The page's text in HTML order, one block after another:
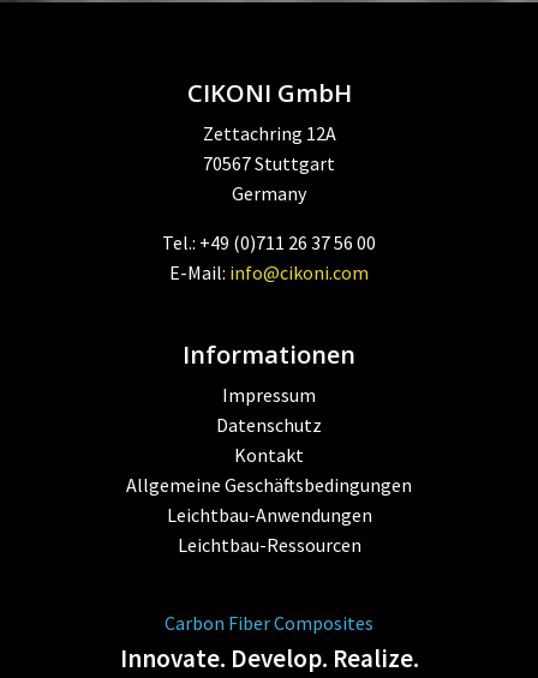
CIKONI GmbH
Zettachring 12A
70567 Stuttgart
Germany
Tel.: +49 (0)711 26 37 56 00
E-Mail: info@cikoni.com
Informationen
Impressum
Datenschutz
Kontakt
Allgemeine Geschäftsbedingungen
Leichtbau-Anwendungen
Leichtbau-Ressourcen
Carbon Fiber Composites
Innovate. Develop. Realize.